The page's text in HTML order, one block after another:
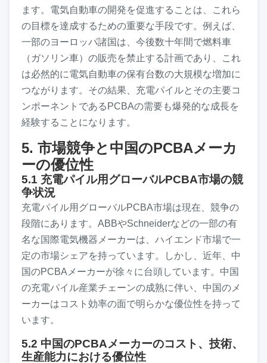
ます。電気自動車の開発を促進することは、これら
の目標を達成するための重要な手段です。例えば、
一部のヨーロッパ諸国は、今後数十年間で燃料車
（ガソリン車）の販売を禁止する計画であり、これ
は必然的に電気自動車の保有台数の大規模な増加に
つながります。その結果、充電パイルとその主要コ
ンポーネントであるPCBAの需要も爆発的な成長を
経験することになります。
5. 市場競争と中国のPCBAメーカ
ーの優位性
5.1 充電パイル用グローバルPCBA市場の競
争状況
充電パイル用グローバルPCBA市場は現在、競争の
段階にあります。ABBやSchneiderなどの一部の有
名な国際電気機器メーカーは、ハイエンド市場で一
定の市場シェアを持っています。しかし、近年、中
国のPCBAメーカーが徐々に台頭しています。中国
の充電パイル産業チェーンの成熟に伴い、中国のメ
ーカーはコスト効率の面で明らかな優位性を持って
います。
5.2 中国のPCBAメーカーのコスト、技術、
生産能力における優位性